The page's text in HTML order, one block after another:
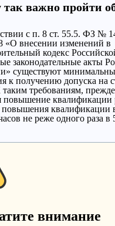
важно пройти
с п. 8 ст. 55.5. ФЗ №
«О внесении изменений в
кодекс
законодательные акты
существуют
к получению допуска на
требованиям, прежде
повышение квалификации
повышения квалификации
не реже одного раза в
внимание